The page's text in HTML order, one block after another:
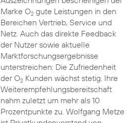
Marke O2gute Leistungen in den
Bereichen Vertrieb, Service und
Netz. Auch das direkte Feedback
der Nutzer sowie aktuelle
Marktforschungsergebnisse
unterstreichen: Die Zufriedenheit
der O2Kunden wächst stetig. Ihre
Weiterempfehlungsbereitschaft
nahm zuletzt um mehr als 10
Prozentpunkte zu. Wolfgang Metze